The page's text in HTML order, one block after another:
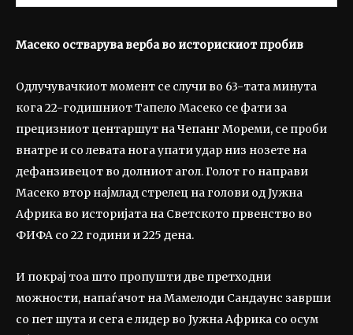
Масеко остварува верба во историскиот пробив
Одлучувачкиот момент се случи во 63-тата минута
кога 22-годишниот Тапело Масеко се фати за
прецизниот центаршут на Чепанг Мореми, се проби
внатре и со левата нога упати удар низ нозете на
дефанзивецот во долниот агол. Голот го направи
Масеко втор најмлад стрелец на голови од Јужна
Африка во историјата на Светското првенство во
ФИФА со 22 години и 225 дена.
И покрај тоа што пропушти две претходни
можности, напаѓачот на Мамелоди Сандаунс заврши
со пет шута и сега е лидер во Јужна Африка со осум